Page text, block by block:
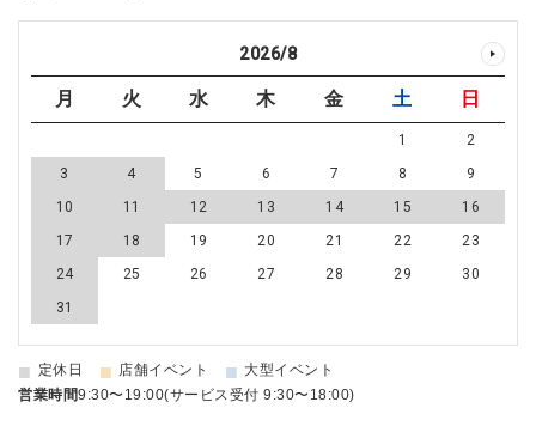
2026/8
月 火 水 木 金 土 日
1
2
3
4 5 6 7 8
9
10
11 12 13 14 15
16
17
18 19 20 21 22
23
24
25 26 27 28 29
30
31
■ 定休日 ■ 店舗イベント ■ 大型イベント
営業時間9:30〜19:00(サービス受付 9:30〜18:00)